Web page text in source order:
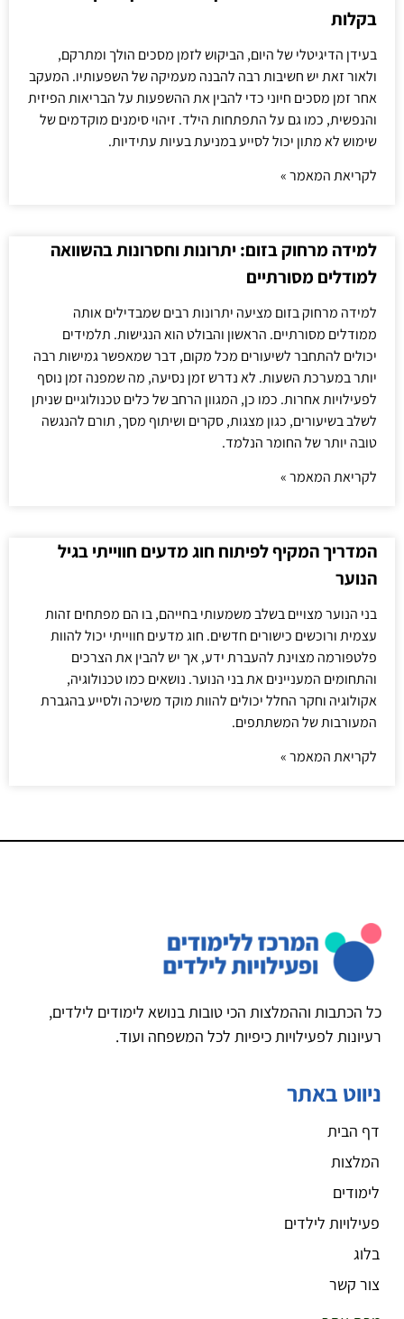
בקלות
בעידן הדיגיטלי של היום, הביקוש לזמן מסכים הולך ומתרקם,
ולאור זאת יש חשיבות רבה להבנה מעמיקה של השפעותיו. המעקב
אחר זמן מסכים חיוני כדי להבין את ההשפעות על הבריאות הפיזית
והנפשית, כמו גם על התפתחות הילד. זיהוי סימנים מוקדמים של
שימוש לא מתון יכול לסייע במניעת בעיות עתידיות.
לקריאת המאמר »
למידה מרחוק בזום: יתרונות וחסרונות בהשוואה
למודלים מסורתיים
למידה מרחוק בזום מציעה יתרונות רבים שמבדילים אותה
ממודלים מסורתיים. הראשון והבולט הוא הנגישות. תלמידים
יכולים להתחבר לשיעורים מכל מקום, דבר שמאפשר גמישות רבה
יותר במערכת השעות. לא נדרש זמן נסיעה, מה שמפנה זמן נוסף
לפעילויות אחרות. כמו כן, המגוון הרחב של כלים טכנולוגיים שניתן
לשלב בשיעורים, כגון מצגות, סקרים ושיתוף מסך, תורם להנגשה
טובה יותר של החומר הנלמד.
לקריאת המאמר »
המדריך המקיף לפיתוח חוג מדעים חווייתי בגיל
הנוער
בני הנוער מצויים בשלב משמעותי בחייהם, בו הם מפתחים זהות
עצמית ורוכשים כישורים חדשים. חוג מדעים חווייתי יכול להוות
פלטפורמה מצוינת להעברת ידע, אך יש להבין את הצרכים
והתחומים המעניינים את בני הנוער. נושאים כמו טכנולוגיה,
אקולוגיה וחקר החלל יכולים להוות מוקד משיכה ולסייע בהגברת
המעורבות של המשתתפים.
לקריאת המאמר »
כל הכתבות וההמלצות הכי טובות בנושא לימודים לילדים,
רעיונות לפעילויות כיפיות לכל המשפחה ועוד.
ניווט באתר
דף הבית
המלצות
לימודים
פעילויות לילדים
בלוג
צור קשר